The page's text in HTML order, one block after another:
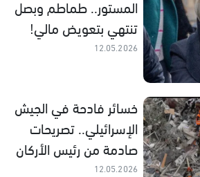
المستور.. طماطم وبصل
تنتهي بتعويض مالي!
12.05.2026
خسائر فادحة في الجيش
الإسرائيلي.. تصريحات
صادمة من رئيس الأركان
12.05.2026